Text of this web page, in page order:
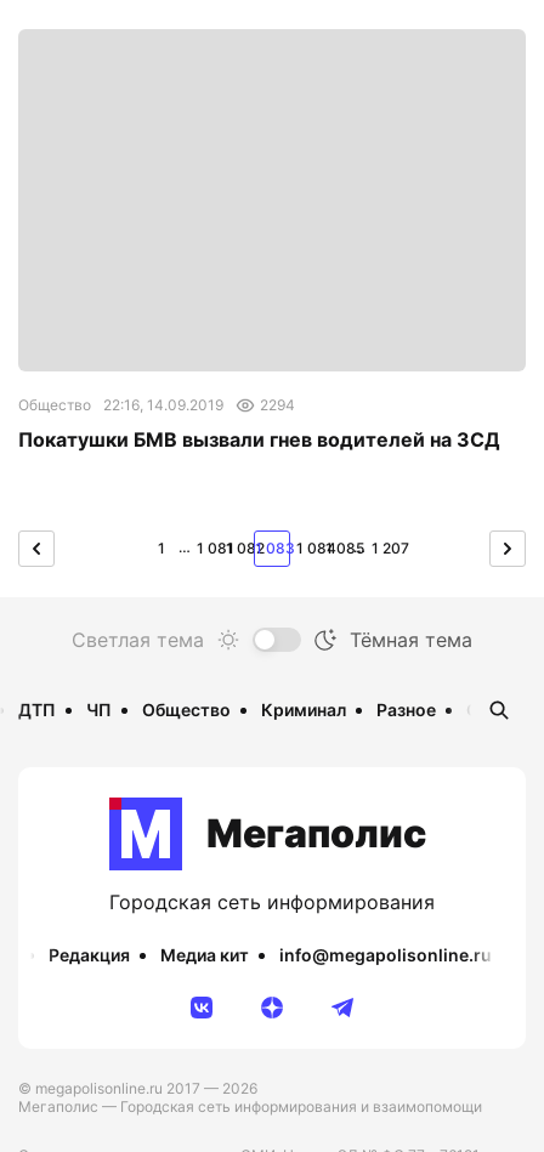
Общество 22:16, 14.09.2019 2294
Покатушки БМВ вызвали гнев водителей на ЗСД
1 … 1 0811 0821 0831 0841 085
… 1 207
ДТП ЧП Общество Криминал Разное
Мегаполис
Городская сеть информирования
Редакция Медиа кит info@megapolisonline.ru
© megapolisonline.ru 2017 — 2026
Мегаполис — Городская сеть информирования и взаимопомощи